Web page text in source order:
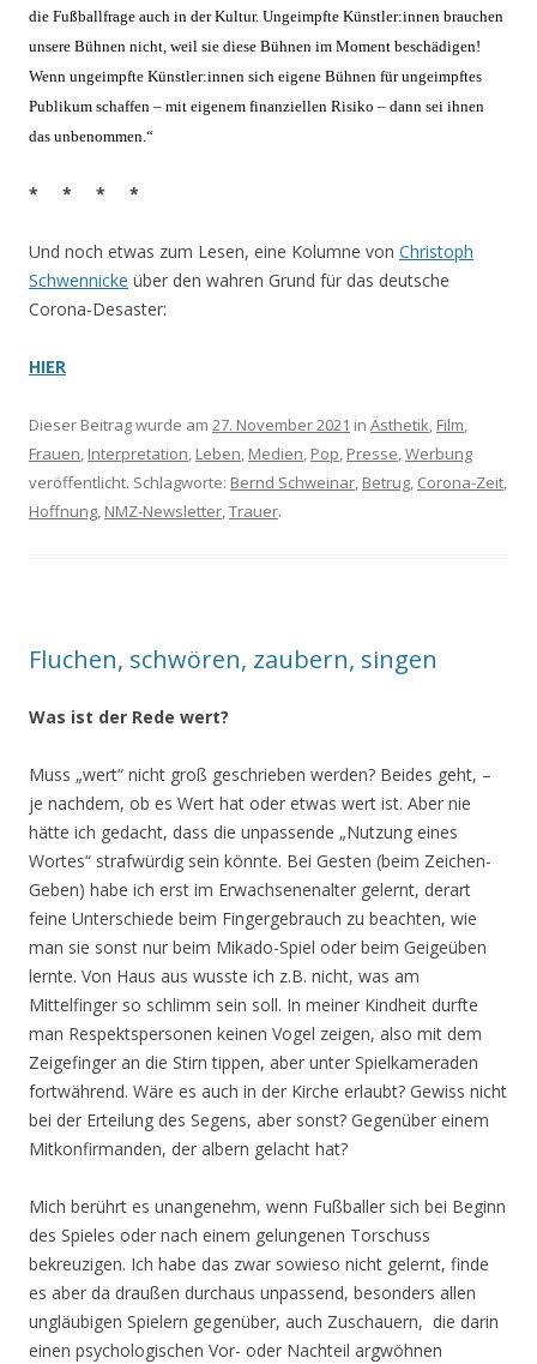
die Fußballfrage auch in der Kultur. Ungeimpfte Künstler:innen brauchen
unsere Bühnen nicht, weil sie diese Bühnen im Moment beschädigen!
Wenn ungeimpfte Künstler:innen sich eigene Bühnen für ungeimpftes
Publikum schaffen – mit eigenem finanziellen Risiko – dann sei ihnen
das unbenommen.“
* * * *
Und noch etwas zum Lesen, eine Kolumne von Christoph
Schwennicke über den wahren Grund für das deutsche
Corona-Desaster:
HIER
Dieser Beitrag wurde am 27. November 2021 in Ästhetik, Film,
Frauen, Interpretation, Leben, Medien, Pop, Presse,Werbung
veröffentlicht. Schlagworte: Bernd Schweinar, Betrug, Corona-Zeit,
Hoffnung, NMZ-Newsletter,Trauer.
Fluchen, schwören, zaubern, singen
Was ist der Rede wert?
Muss „wert“ nicht groß geschrieben werden? Beides geht, –
je nachdem, ob es Wert hat oder etwas wert ist. Aber nie
hätte ich gedacht, dass die unpassende „Nutzung eines
Wortes“ strafwürdig sein könnte. Bei Gesten (beim Zeichen-
Geben) habe ich erst im Erwachsenenalter gelernt, derart
feine Unterschiede beim Fingergebrauch zu beachten, wie
man sie sonst nur beim Mikado-Spiel oder beim Geigeüben
lernte. Von Haus aus wusste ich z.B. nicht, was am
Mittelfinger so schlimm sein soll. In meiner Kindheit durfte
man Respektspersonen keinen Vogel zeigen, also mit dem
Zeigefinger an die Stirn tippen, aber unter Spielkameraden
fortwährend. Wäre es auch in der Kirche erlaubt? Gewiss nicht
bei der Erteilung des Segens, aber sonst? Gegenüber einem
Mitkonfirmanden, der albern gelacht hat?
Mich berührt es unangenehm, wenn Fußballer sich bei Beginn
des Spieles oder nach einem gelungenen Torschuss
bekreuzigen. Ich habe das zwar sowieso nicht gelernt, finde
es aber da draußen durchaus unpassend, besonders allen
ungläubigen Spielern gegenüber, auch Zuschauern, die darin
einen psychologischen Vor- oder Nachteil argwöhnen